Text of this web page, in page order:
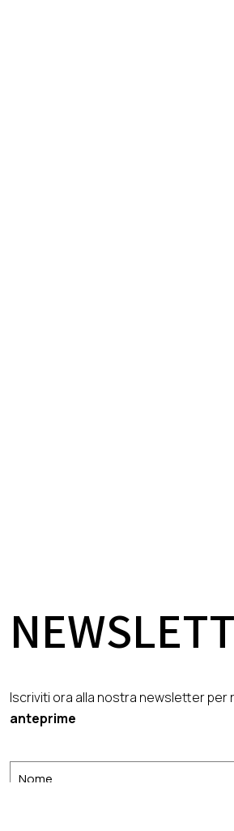
Iscriviti ora alla nostra newsletter per
anteprime